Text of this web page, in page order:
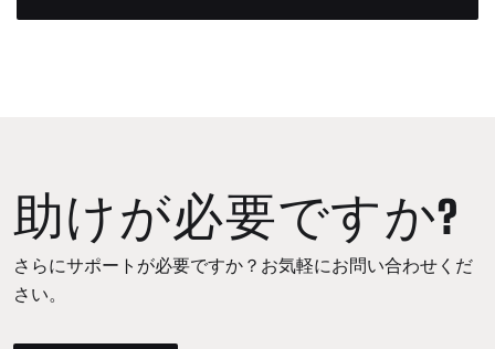
助けが必要ですか?
さらにサポートが必要ですか？お気軽にお問い合わせくだ
さい。